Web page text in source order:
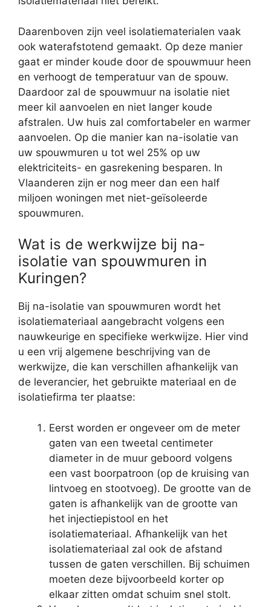
Daarenboven zijn veel isolatiematerialen vaak
ook waterafstotend gemaakt. Op deze manier
gaat er minder koude door de spouwmuur heen
en verhoogt de temperatuur van de spouw.
Daardoor zal de spouwmuur na isolatie niet
meer kil aanvoelen en niet langer koude
afstralen. Uw huis zal comfortabeler en warmer
aanvoelen. Op die manier kan na-isolatie van
uw spouwmuren u tot wel 25% op uw
elektriciteits- en gasrekening besparen. In
Vlaanderen zijn er nog meer dan een half
miljoen woningen met niet-geïsoleerde
spouwmuren.
Wat is de werkwijze bij na-
isolatie van spouwmuren in
Kuringen?
Bij na-isolatie van spouwmuren wordt het
isolatiemateriaal aangebracht volgens een
nauwkeurige en specifieke werkwijze. Hier vind
u een vrij algemene beschrijving van de
werkwijze, die kan verschillen afhankelijk van
de leverancier, het gebruikte materiaal en de
isolatiefirma ter plaatse:
Eerst worden er ongeveer om de meter
gaten van een tweetal centimeter
diameter in de muur geboord volgens
een vast boorpatroon (op de kruising van
lintvoeg en stootvoeg). De grootte van de
gaten is afhankelijk van de grootte van
het injectiepistool en het
isolatiemateriaal. Afhankelijk van het
isolatiemateriaal zal ook de afstand
tussen de gaten verschillen. Bij schuimen
moeten deze bijvoorbeeld korter op
elkaar zitten omdat schuim snel stolt.